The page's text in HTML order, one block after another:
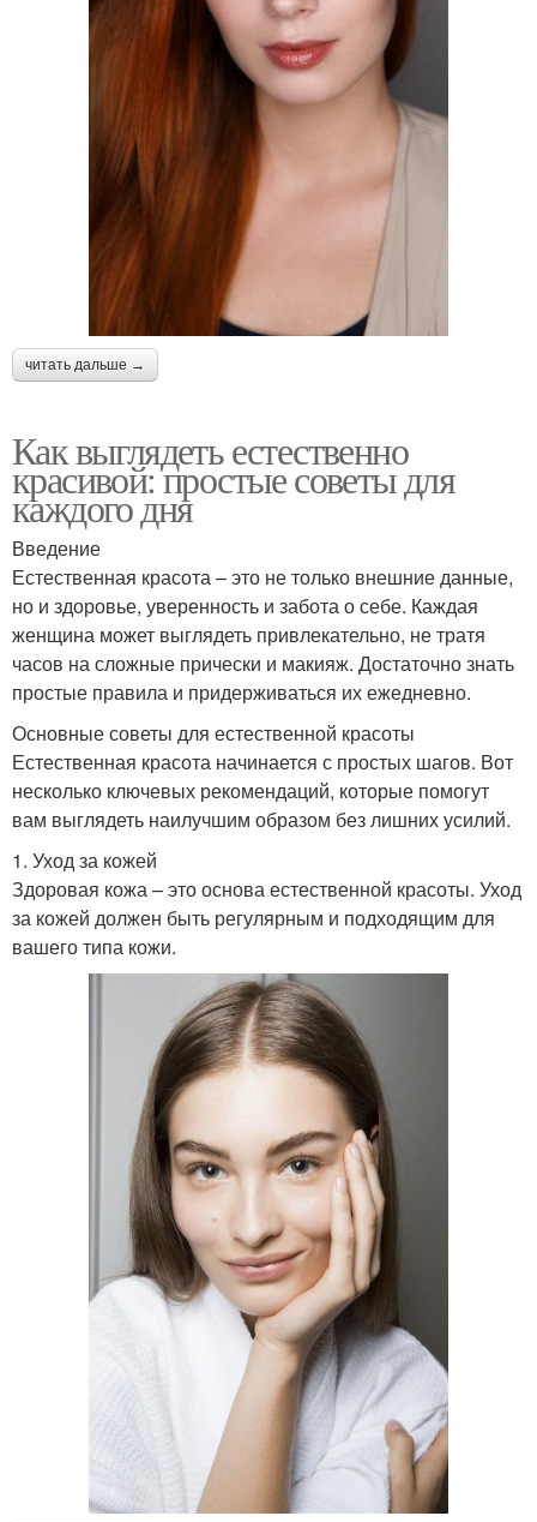
читать дальше →
Как выглядеть естественно
красивой: простые советы для
каждого дня
Введение
Естественная красота – это не только внешние данные,
но и здоровье, уверенность и забота о себе. Каждая
женщина может выглядеть привлекательно, не тратя
часов на сложные прически и макияж. Достаточно знать
простые правила и придерживаться их ежедневно.
Основные советы для естественной красоты
Естественная красота начинается с простых шагов. Вот
несколько ключевых рекомендаций, которые помогут
вам выглядеть наилучшим образом без лишних усилий.
1. Уход за кожей
Здоровая кожа – это основа естественной красоты. Уход
за кожей должен быть регулярным и подходящим для
вашего типа кожи.